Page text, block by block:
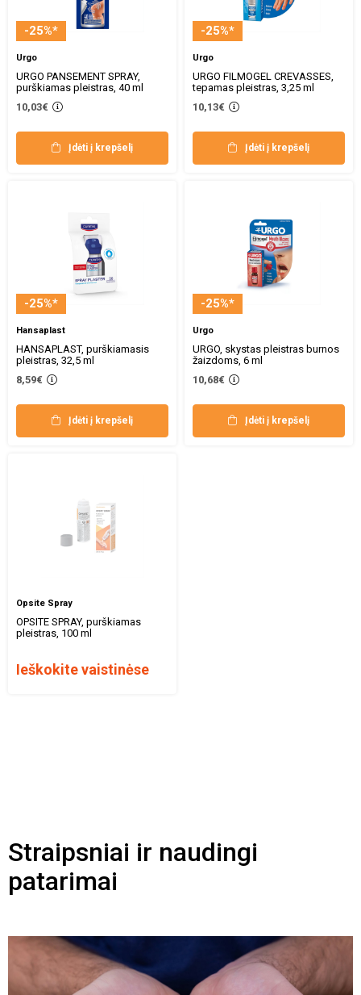
-25%*
Urgo
URGO PANSEMENT SPRAY,
purškiamas pleistras, 40 ml
10,03€
Įdėti į krepšelį
-25%*
Urgo
URGO FILMOGEL CREVASSES,
tepamas pleistras, 3,25 ml
10,13€
Įdėti į krepšelį
-25%*
Hansaplast
HANSAPLAST, purškiamasis
pleistras, 32,5 ml
8,59€
Įdėti į krepšelį
-25%*
Urgo
URGO, skystas pleistras burnos
žaizdoms, 6 ml
10,68€
Įdėti į krepšelį
Opsite Spray
OPSITE SPRAY, purškiamas
pleistras, 100 ml
Ieškokite vaistinėse
Straipsniai ir naudingi
patarimai